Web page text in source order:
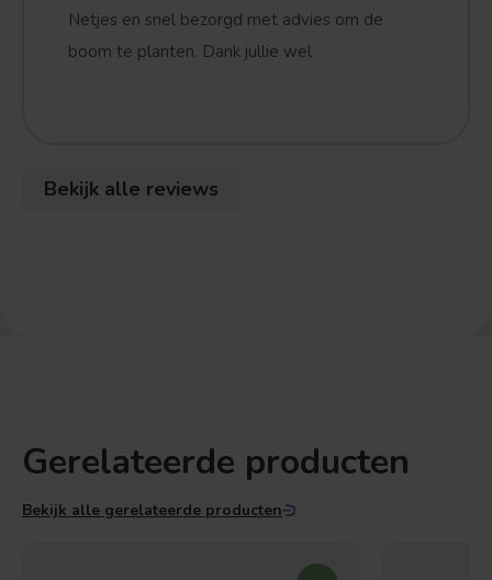
Netjes en snel bezorgd met advies om de
boom te planten. Dank jullie wel
Bekijk alle reviews
Gerelateerde producten
Bekijk alle gerelateerde producten